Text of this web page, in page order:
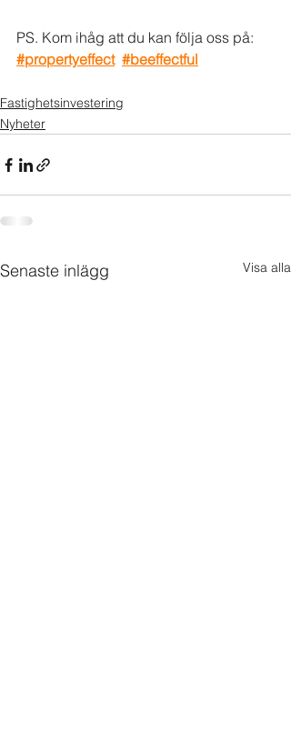
PS. Kom ihåg att du kan följa oss på:
#propertyeffect #beeffectful
Fastighetsinvestering
Nyheter
Senaste inlägg Visa alla